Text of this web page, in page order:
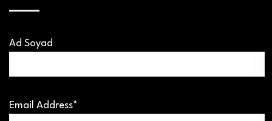
Ad Soyad
Email Address*